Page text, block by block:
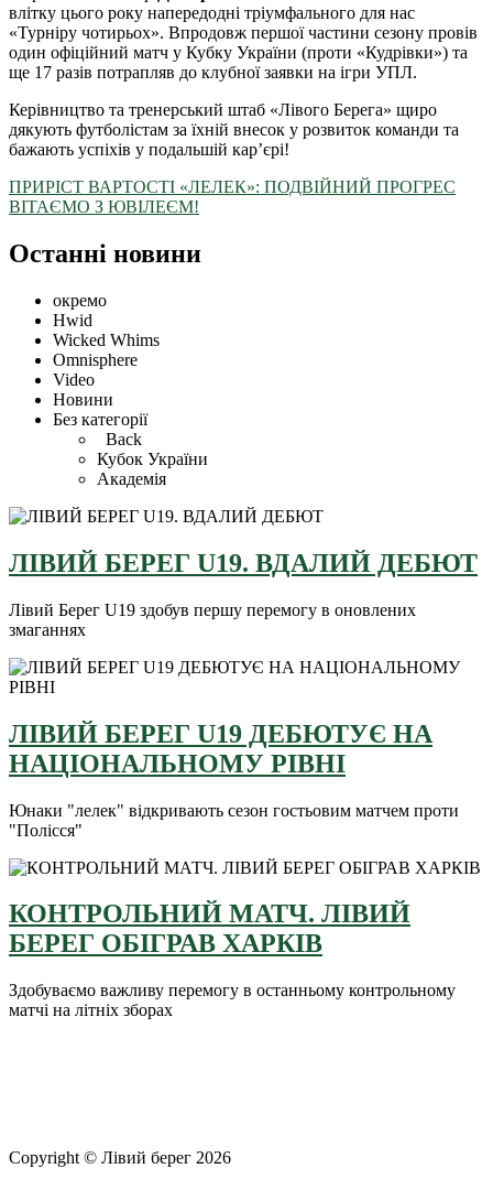
влітку цього року напередодні тріумфального для нас
«Турніру чотирьох». Впродовж першої частини сезону провів
один офіційний матч у Кубку України (проти «Кудрівки») та
ще 17 разів потрапляв до клубної заявки на ігри УПЛ.
Керівництво та тренерський штаб «Лівого Берега» щиро
дякують футболістам за їхній внесок у розвиток команди та
бажають успіхів у подальшій кар’єрі!
ПРИРІСТ ВАРТОСТІ «ЛЕЛЕК»: ПОДВІЙНИЙ ПРОГРЕС
ВІТАЄМО З ЮВІЛЕЄМ!
Останні новини
окремо
Hwid
Wicked Whims
Omnisphere
Video
Новини
Без категорії
Back
Кубок України
Академія
ЛІВИЙ БЕРЕГ U19. ВДАЛИЙ ДЕБЮТ
Лівий Берег U19 здобув першу перемогу в оновлених
змаганнях
ЛІВИЙ БЕРЕГ U19 ДЕБЮТУЄ НА
НАЦІОНАЛЬНОМУ РІВНІ
Юнаки "лелек" відкривають сезон гостьовим матчем проти
"Полісся"
КОНТРОЛЬНИЙ МАТЧ. ЛІВИЙ
БЕРЕГ ОБІГРАВ ХАРКІВ
Здобуваємо важливу перемогу в останньому контрольному
матчі на літніх зборах
Copyright © Лівий берег 2026